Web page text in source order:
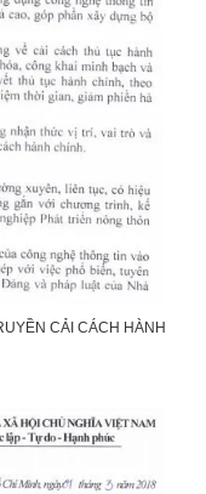
CẢI CÁCH HÀNH